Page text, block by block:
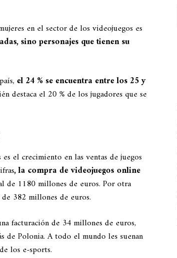
en el sector de los videojuegos es
sino personajes que tienen su
el 24 % se encuentra entre los 25 y
destaca el 20 % de los jugadores que se
el crecimiento en las ventas de juegos
, la compra de videojuegos online
de 1180 millones de euros. Por otra
382 millones de euros.
facturación de 34 millones de euros,
de Polonia. A todo el mundo les suenan
los e-sports.